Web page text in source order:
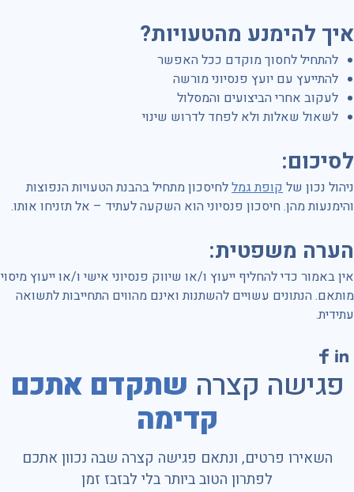
איך להימנע מהטעויות?
להתחיל לחסוך מוקדם ככל האפשר
להתייעץ עם יועץ פנסיוני מורשה
לעקוב אחרי הביצועים והמסלול
לשאול שאלות ולא לפחד לדרוש שינוי
לסיכום:
ניהול נכון שלקופת גמללחיסכון מתחיל בהבנת הטעויות הנפוצות
והימנעות מהן. חיסכון פנסיוני הוא השקעה לעתיד – אל תזניחו אותו.
הערה משפטית:
אין באמור כדי להחליף ייעוץ ו/או שיווק פנסיוני אישי ו/או ייעוץ מיסוי
מותאם. הנתונים עשויים להשתנות ואינם מהווים התחייבות לתשואה
עתידית.
פגישה קצרה שתקדם אתכם
קדימה
השאירו פרטים, ונתאם פגישה קצרה שבה נכוון אתכם
לפתרון הטוב ביותר בלי לבזבז זמן